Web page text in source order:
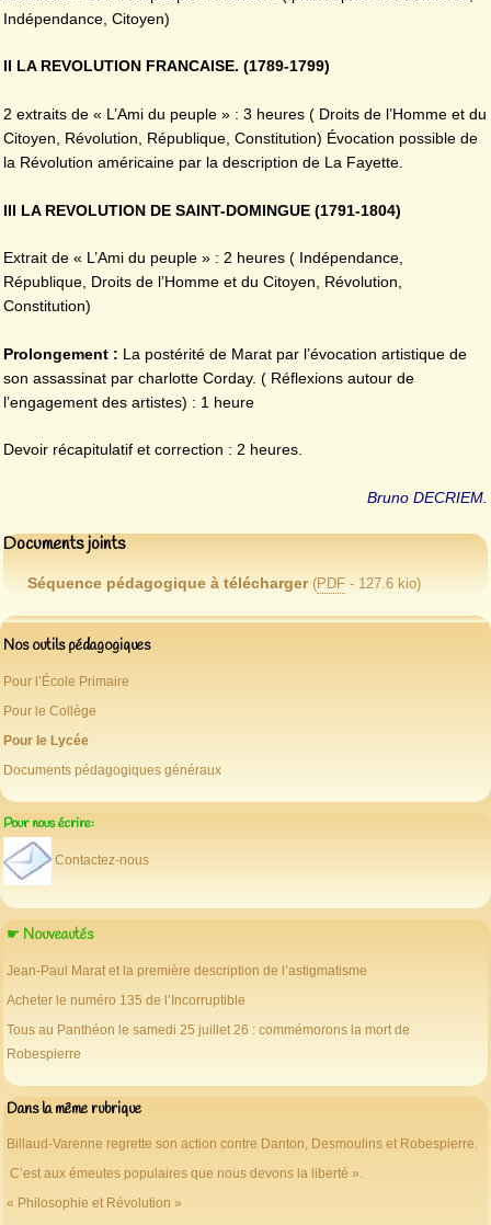
Indépendance, Citoyen)
II LA REVOLUTION FRANCAISE. (1789-1799)
2 extraits de « L’Ami du peuple » : 3 heures ( Droits de l’Homme et du
Citoyen, Révolution, République, Constitution) Évocation possible de
la Révolution américaine par la description de La Fayette.
III LA REVOLUTION DE SAINT-DOMINGUE (1791-1804)
Extrait de « L’Ami du peuple » : 2 heures ( Indépendance,
République, Droits de l’Homme et du Citoyen, Révolution,
Constitution)
Prolongement : La postérité de Marat par l’évocation artistique de
son assassinat par charlotte Corday. ( Réflexions autour de
l’engagement des artistes) : 1 heure
Devoir récapitulatif et correction : 2 heures.
Bruno DECRIEM.
Documents joints
Séquence pédagogique à télécharger (PDF- 127.6 kio)
Nos outils pédagogiques
Pour l’École Primaire
Pour le Collège
Pour le Lycée
Documents pédagogiques généraux
Pour nous écrire:
Contactez-nous
☛ Nouveautés
Jean-Paul Marat et la première description de l’astigmatisme
Acheter le numéro 135 de l’Incorruptible
Tous au Panthéon le samedi 25 juillet 26 : commémorons la mort de
Robespierre
Dans la même rubrique
Billaud-Varenne regrette son action contre Danton, Desmoulins et Robespierre.
C’est aux émeutes populaires que nous devons la liberté ».
« Philosophie et Révolution »